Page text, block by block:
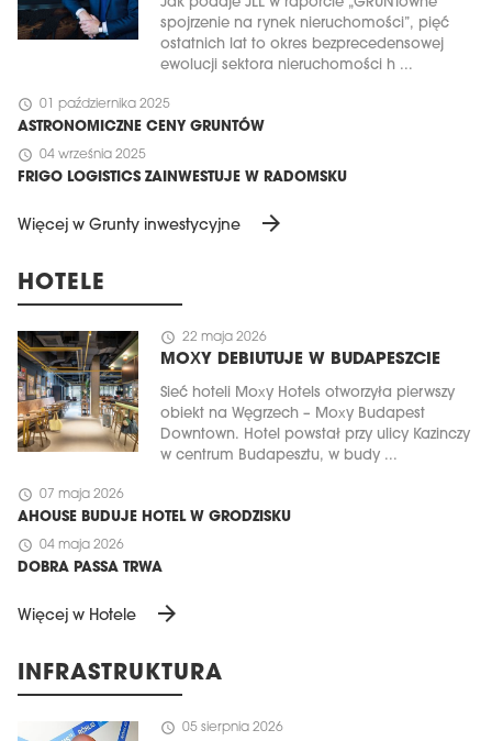
Jak podaje JLL w raporcie „GRUNTowne
spojrzenie na rynek nieruchomości”, pięć
ostatnich lat to okres bezprecedensowej
ewolucji sektora nieruchomości h ...
schedule 01 października 2025
ASTRONOMICZNE CENY GRUNTÓW
schedule 04 września 2025
FRIGO LOGISTICS ZAINWESTUJE W RADOMSKU
Więcej w Grunty inwestycyjne arrow_forward
HOTELE
schedule 22 maja 2026
MOXY DEBIUTUJE W BUDAPESZCIE
Sieć hoteli Moxy Hotels otworzyła pierwszy
obiekt na Węgrzech – Moxy Budapest
Downtown. Hotel powstał przy ulicy Kazinczy
w centrum Budapesztu, w budy ...
schedule 07 maja 2026
AHOUSE BUDUJE HOTEL W GRODZISKU
schedule 04 maja 2026
DOBRA PASSA TRWA
Więcej w Hotele arrow_forward
INFRASTRUKTURA
schedule 05 sierpnia 2026